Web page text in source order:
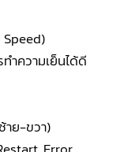
ำความเย็นได้ดี
าย-ขวา)